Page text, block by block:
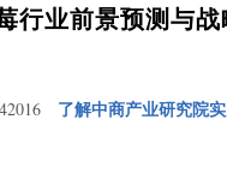
行业前景预测与
了解中商产业研究院